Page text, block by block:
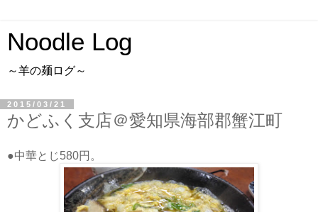
Noodle Log
～羊の麺ログ～
2015/03/21
かどふく支店＠愛知県海部郡蟹江町
●中華とじ580円。